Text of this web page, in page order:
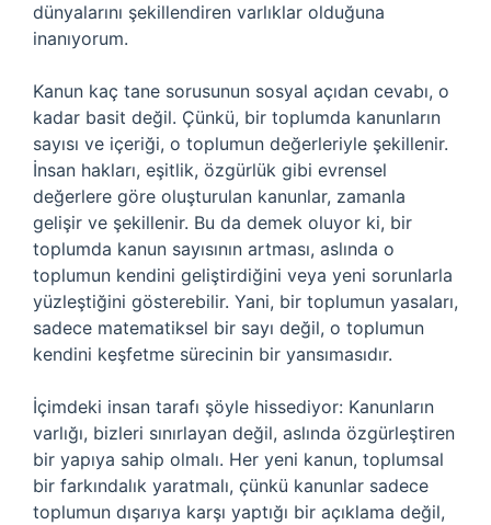
dünyalarını şekillendiren varlıklar olduğuna
inanıyorum.
Kanun kaç tane sorusunun sosyal açıdan cevabı, o
kadar basit değil. Çünkü, bir toplumda kanunların
sayısı ve içeriği, o toplumun değerleriyle şekillenir.
İnsan hakları, eşitlik, özgürlük gibi evrensel
değerlere göre oluşturulan kanunlar, zamanla
gelişir ve şekillenir. Bu da demek oluyor ki, bir
toplumda kanun sayısının artması, aslında o
toplumun kendini geliştirdiğini veya yeni sorunlarla
yüzleştiğini gösterebilir. Yani, bir toplumun yasaları,
sadece matematiksel bir sayı değil, o toplumun
kendini keşfetme sürecinin bir yansımasıdır.
İçimdeki insan tarafı şöyle hissediyor: Kanunların
varlığı, bizleri sınırlayan değil, aslında özgürleştiren
bir yapıya sahip olmalı. Her yeni kanun, toplumsal
bir farkındalık yaratmalı, çünkü kanunlar sadece
toplumun dışarıya karşı yaptığı bir açıklama değil,